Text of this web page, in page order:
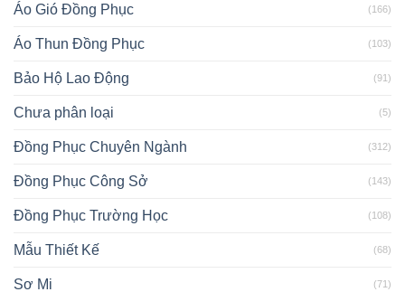
Áo Gió Đồng Phục (166)
Áo Thun Đồng Phục (103)
Bảo Hộ Lao Động (91)
Chưa phân loại (5)
Đồng Phục Chuyên Ngành (312)
Đồng Phục Công Sở (143)
Đồng Phục Trường Học (108)
Mẫu Thiết Kế (68)
Sơ Mi (71)